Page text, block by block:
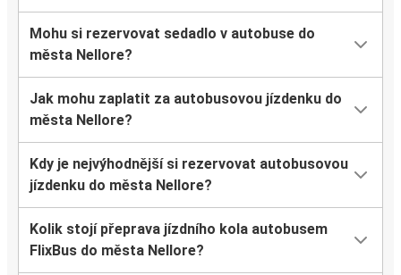
Mohu si rezervovat sedadlo v autobuse do
města Nellore?
Jak mohu zaplatit za autobusovou jízdenku do
města Nellore?
Kdy je nejvýhodnější si rezervovat autobusovou
jízdenku do města Nellore?
Kolik stojí přeprava jízdního kola autobusem
FlixBus do města Nellore?